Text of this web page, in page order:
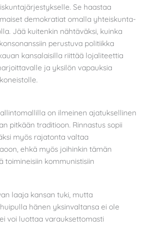
Se haastaa
demokratiat omalla yhteiskunta-
Jää kuitenkin nähtäväksi, kuinka
perustuva politiikka
kansalaisilla riittää lojaliteettia
ja yksilön vapauksia
on ilmeinen ajatuksellinen
pitkään traditioon. Rinnastus sopii
myös rajatonta valtaa
ehkä myös joihinkin tämän
toimineisiin kommunistisiin
laaja kansan tuki, mutta
hänen yksinvaltansa ei ole
voi luottaa varauksettomasti